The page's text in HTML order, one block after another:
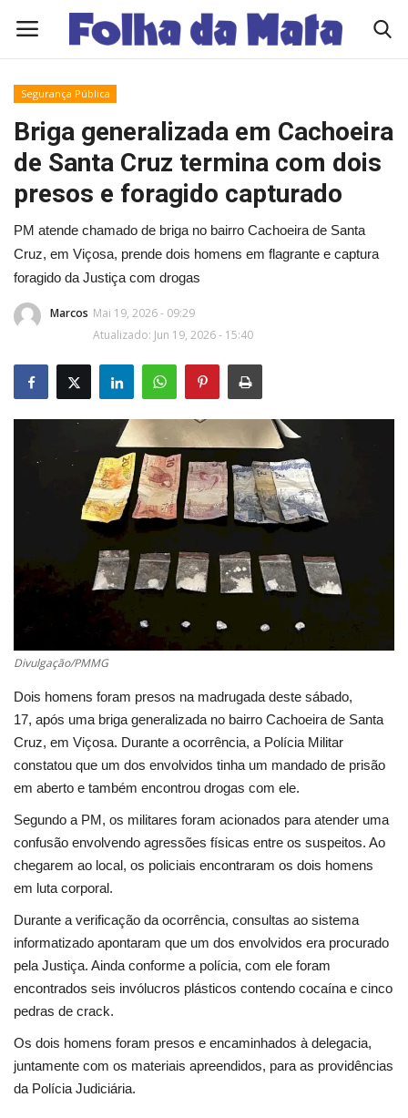
Quem Somos
Como Anunciar
Eleições 2026
Edições Diárias - NOTÍCIAS DO DIA
Viçosa
Oportunidade
Sua Cidade
Tempo
Política
Trânsito
Segurança Pública
Economia
Educação
Esporte
Solidariedade
Meio Ambiente
Justiça
Segurança Pública
Briga generalizada em Cachoeira
de Santa Cruz termina com dois
presos e foragido capturado
PM atende chamado de briga no bairro Cachoeira de Santa
Cruz, em Viçosa, prende dois homens em flagrante e captura
foragido da Justiça com drogas
Marcos Mai 19, 2026 - 09:29
Atualizado: Jun 19, 2026 - 15:40
Divulgação/PMMG
Dois homens foram presos na madrugada deste sábado,
17, após uma briga generalizada no bairro Cachoeira de Santa
Cruz, em Viçosa. Durante a ocorrência, a Polícia Militar
constatou que um dos envolvidos tinha um mandado de prisão
em aberto e também encontrou drogas com ele.
Segundo a PM, os militares foram acionados para atender uma
confusão envolvendo agressões físicas entre os suspeitos. Ao
chegarem ao local, os policiais encontraram os dois homens
em luta corporal.
Durante a verificação da ocorrência, consultas ao sistema
informatizado apontaram que um dos envolvidos era procurado
pela Justiça. Ainda conforme a polícia, com ele foram
encontrados seis invólucros plásticos contendo cocaína e cinco
pedras de crack.
Os dois homens foram presos e encaminhados à delegacia,
juntamente com os materiais apreendidos, para as providências
da Polícia Judiciária.